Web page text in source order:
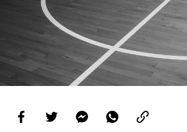
PROJETOS
LIGA BETCLIC MASCULINA
LIGA BETCLIC FEMININA